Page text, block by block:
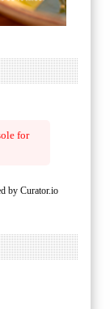
for
by Curator.io